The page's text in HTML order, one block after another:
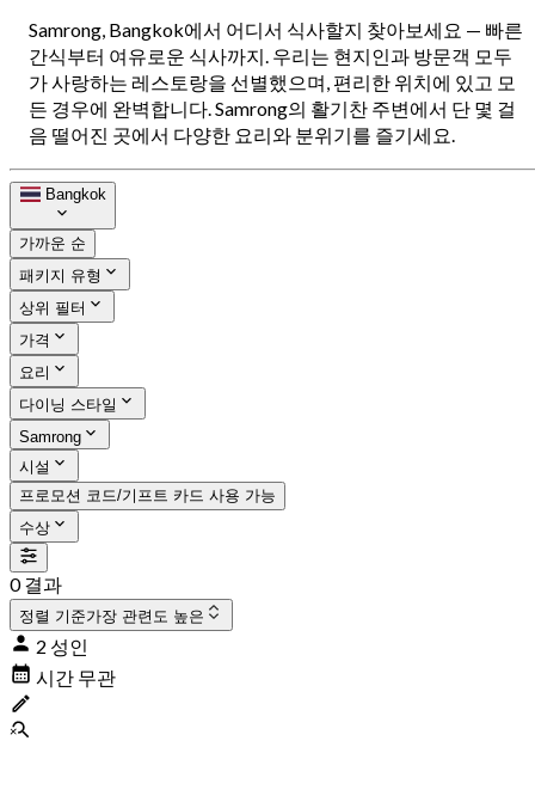
Samrong, Bangkok에서 어디서 식사할지 찾아보세요 — 빠른
간식부터 여유로운 식사까지. 우리는 현지인과 방문객 모두
가 사랑하는 레스토랑을 선별했으며, 편리한 위치에 있고 모
든 경우에 완벽합니다. Samrong의 활기찬 주변에서 단 몇 걸
음 떨어진 곳에서 다양한 요리와 분위기를 즐기세요.
Bangkok
가까운 순
패키지 유형
상위 필터
가격
요리
다이닝 스타일
Samrong
시설
프로모션 코드/기프트 카드 사용 가능
수상
0 결과
정렬 기준가장 관련도 높은
2 성인
시간 무관